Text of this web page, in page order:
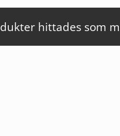
hittades som